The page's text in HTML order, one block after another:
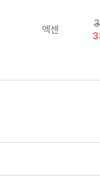
엑센